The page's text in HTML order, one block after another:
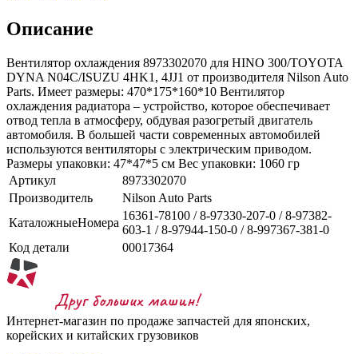
Описание
Вентилятор охлаждения 8973302070 для HINO 300/TOYOTA
DYNA N04C/ISUZU 4HK1, 4JJ1 от производителя Nilson Auto
Parts. Имеет размеры: 470*175*160*10 Вентилятор
охлаждения радиатора – устройство, которое обеспечивает
отвод тепла в атмосферу, обдувая разогретый двигатель
автомобиля. В большей части современных автомобилей
используются вентиляторы с электрическим приводом.
Размеры упаковки: 47*47*5 см Вес упаковки: 1060 гр
Артикул
8973302070
Производитель
Nilson Auto Parts
КаталожныеНомера
16361-78100 / 8-97330-207-0 / 8-97382-
603-1 / 8-97944-150-0 / 8-997367-381-0
Код детали
00017364
Интернет-магазин по продаже запчастей для японских,
корейских и китайских грузовиков